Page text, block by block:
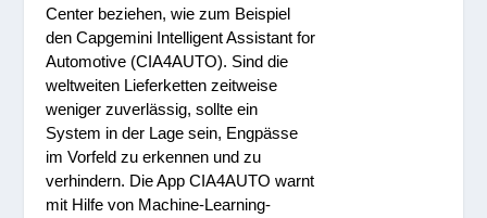
Center beziehen, wie zum Beispiel
den Capgemini Intelligent Assistant for
Automotive (CIA4AUTO). Sind die
weltweiten Lieferketten zeitweise
weniger zuverlässig, sollte ein
System in der Lage sein, Engpässe
im Vorfeld zu erkennen und zu
verhindern. Die App CIA4AUTO warnt
mit Hilfe von Machine-Learning-